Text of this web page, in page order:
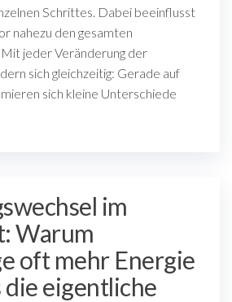
Schrittes. Dabei beeinflusst
nahezu den gesamten
Mit jeder Veränderung der
sich gleichzeitig: Gerade auf
sich kleine Unterschiede
im
Warum
oft mehr Energie
die eigentliche